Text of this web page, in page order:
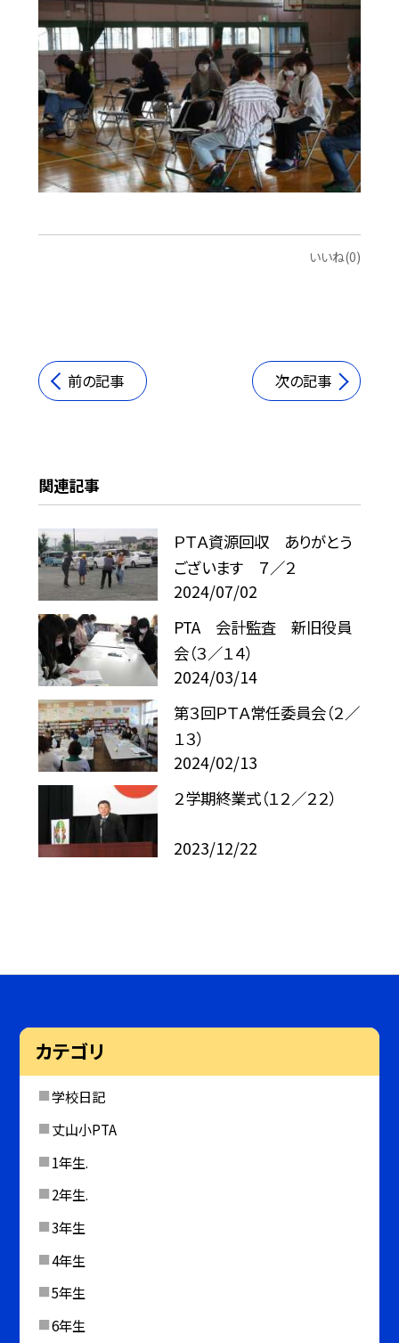
いいね(0)
前の記事 次の記事
関連記事
ＰＴＡ資源回収 ありがとう
ございます ７／２
2024/07/02
PTA 会計監査 新旧役員
会（３／１４）
2024/03/14
第３回ＰＴＡ常任委員会（２／
１３）
2024/02/13
２学期終業式（１２／２２）
2023/12/22
カテゴリ
学校日記
丈山小PTA
1年生.
2年生.
3年生
4年生
5年生
6年生